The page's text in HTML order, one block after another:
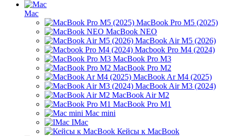
Mac
MacBook Pro M5 (2025)
MacBook NEO
MacBook Air M5 (2026)
Macbook Pro M4 (2024)
MacBook Pro M3
MacBook Pro M2
MacBook Ar M4 (2025)
MacBook Air M3 (2024)
MacBook Air M2
MacBook Pro M1
Mac mini
IMac
Кейсы к MacBook